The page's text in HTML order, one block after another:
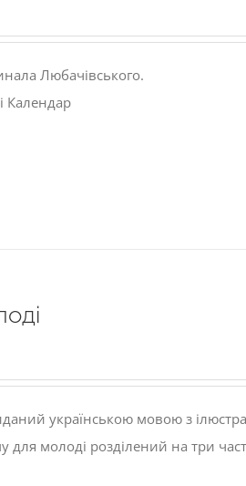
Любачівського.
Календар
українською мовою з
для молоді розділений на три